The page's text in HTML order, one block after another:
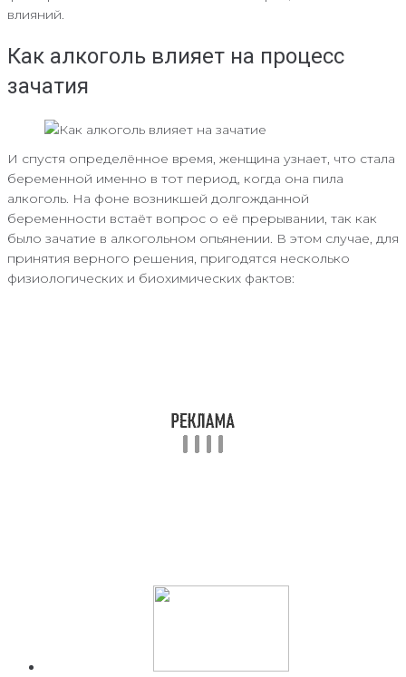
влияний.
Как алкоголь влияет на процесс
зачатия
И спустя определённое время, женщина узнает, что стала
беременной именно в тот период, когда она пила
алкоголь. На фоне возникшей долгожданной
беременности встаёт вопрос о её прерывании, так как
было зачатие в алкогольном опьянении. В этом случае, для
принятия верного решения, пригодятся несколько
физиологических и биохимических фактов: